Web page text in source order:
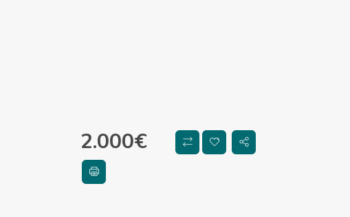
2.000€